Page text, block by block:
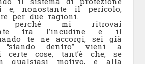
nonostante il pericolo,
per due ragioni.
perché mi ritrovai
tra l’incudine e il
te ne accorgi, sei già
“stando dentro” vieni a
certe cose, tant’è che, se
qualsiasi motivo, e alla